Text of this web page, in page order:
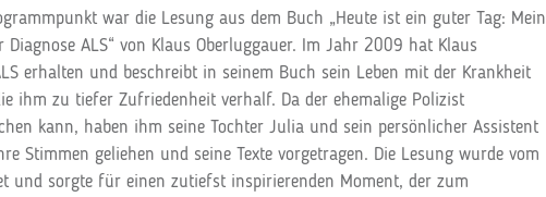
war die Lesung aus dem Buch „Heute ist ein guter Tag: Mein
ALS“ von Klaus Oberluggauer. Im Jahr 2009 hat Klaus
erhalten und beschreibt in seinem Buch sein Leben mit der Krankheit
ihm zu tiefer Zufriedenheit verhalf. Da der ehemalige Polizist
kann, haben ihm seine Tochter Julia und sein persönlicher Assistent
Stimmen geliehen und seine Texte vorgetragen. Die Lesung wurde vom
und sorgte für einen zutiefst inspirierenden Moment, der zum